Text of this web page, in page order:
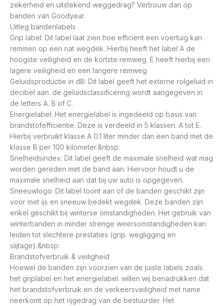
zekerheid en uitstekend weggedrag? Vertrouw dan op
banden van Goodyear.
Uitleg bandenlabels
Grip label: Dit label laat zien hoe efficiënt een voertuig kan
remmen op een nat wegdek. Hierbij heeft het label A de
hoogste veiligheid en de kortste remweg. E heeft hierbij een
lagere veiligheid en een langere remweg
Geluidsproductie in dB: Dit label geeft het externe rolgeluid in
decibel aan. de geluidsclassificering wordt aangegeven in
de letters A. B of C.
Energielabel: Het energielabel is ingedeeld op basis van
brandstofefficiëntie. Deze is verdeeld in 5 klassen: A tot E.
Hierbij verbruikt klasse A 0.1 liter minder dan een band met de
klasse B per 100 kilometer.&nbsp:
Snelheidsindex: Dit label geeft de maximale snelheid wat mag
worden gereden met de band aan. Hiervoor houdt u de
maximale snelheid aan dat bij uw auto is opgegeven.
Sneeuwlogo: Dit label toont aan of de banden geschikt zijn
voor met ijs en sneeuw bedekt wegdek. Deze banden zijn
enkel geschikt bij winterse omstandigheden. Het gebruik van
winterbanden in minder strenge weersomstandigheden kan
leiden tot slechtere prestaties (grip. wegligging en
slijtage).&nbsp:
Brandstofverbruik & veiligheid
Hoewel de banden zijn voorzien van de juiste labels zoals
het griplabel en het energielabel. willen wij benadrukken dat
het brandstofverbruik en de verkeersveiligheid met name
neerkomt op het rijgedrag van de bestuurder. Het